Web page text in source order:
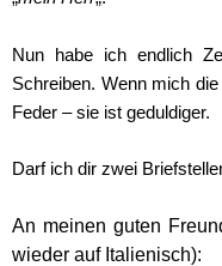
Nun habe ich endlich
Schreiben. Wenn mich
Feder – sie ist geduldiger.
Darf ich dir zwei
An meinen guten
wieder auf Italienisch):